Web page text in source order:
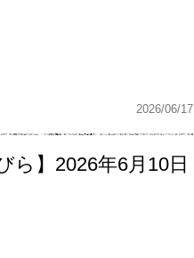
2026/06/17
ら】2026年6月10日